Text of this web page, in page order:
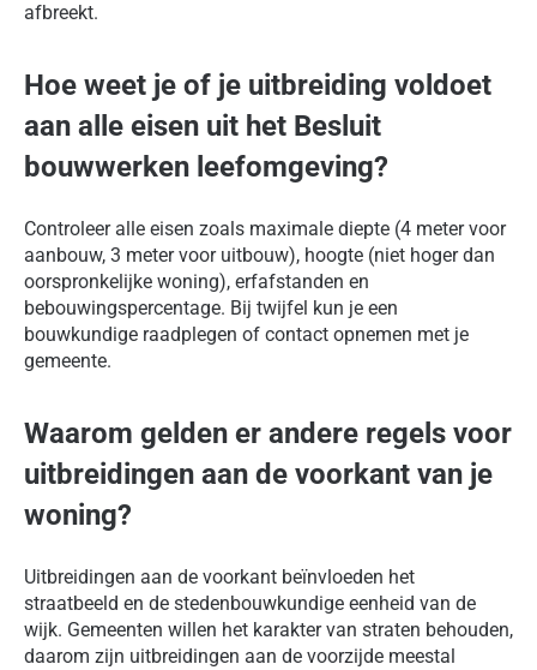
afbreekt.
Hoe weet je of je uitbreiding voldoet
aan alle eisen uit het Besluit
bouwwerken leefomgeving?
Controleer alle eisen zoals maximale diepte (4 meter voor
aanbouw, 3 meter voor uitbouw), hoogte (niet hoger dan
oorspronkelijke woning), erfafstanden en
bebouwingspercentage. Bij twijfel kun je een
bouwkundige raadplegen of contact opnemen met je
gemeente.
Waarom gelden er andere regels voor
uitbreidingen aan de voorkant van je
woning?
Uitbreidingen aan de voorkant beïnvloeden het
straatbeeld en de stedenbouwkundige eenheid van de
wijk. Gemeenten willen het karakter van straten behouden,
daarom zijn uitbreidingen aan de voorzijde meestal